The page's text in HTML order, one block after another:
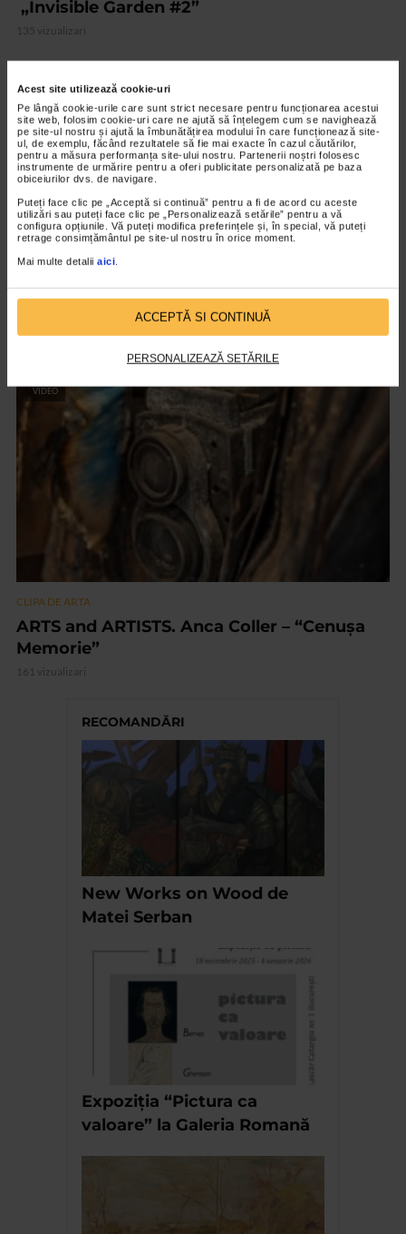
Acest site utilizează cookie-uri
Pe lângă cookie-urile care sunt strict necesare pentru funcționarea acestui
site web, folosim cookie-uri care ne ajută să înțelegem cum se navighează
pe site-ul nostru și ajută la îmbunătățirea modului în care funcționează site-
ul, de exemplu, făcând rezultatele să fie mai exacte în cazul căutărilor,
pentru a măsura performanța site-ului nostru. Partenerii noștri folosesc
instrumente de urmărire pentru a oferi publicitate personalizată pe baza
obiceiurilor dvs. de navigare.
Puteți face clic pe „Acceptă si continuă” pentru a fi de acord cu aceste
utilizări sau puteți face clic pe „Personalizează setările” pentru a vă
configura opțiunile. Vă puteți modifica preferințele și, în special, vă puteți
retrage consimțământul pe site-ul nostru în orice moment.
Mai multe detalii aici
ACCEPTĂ SI CONTINUĂ
PERSONALIZEAZĂ SETĂRILE
„Invisible Garden #2”
135 vizualizari
CLIPA DE ARTA
Nicolae Tonitza – Pictor al copiilor
151 vizualizari
VIDEO
CLIPA DE ARTA
ARTS and ARTISTS. Anca Coller – “Cenușa
Memorie”
161 vizualizari
RECOMANDĂRI
New Works on Wood de
Matei Serban
Expoziția “Pictura ca
valoare” la Galeria Romană